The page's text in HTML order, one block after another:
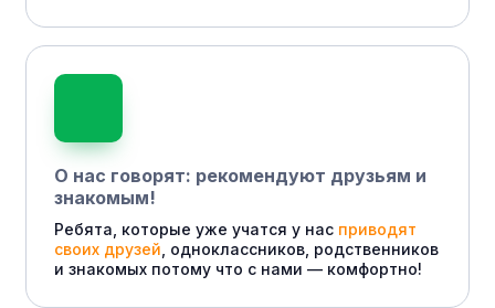
О нас говорят: рекомендуют друзьям и
знакомым!
Ребята, которые уже учатся у нас приводят
своих друзей , одноклассников, родственников
и знакомых потому что с нами — комфортно!